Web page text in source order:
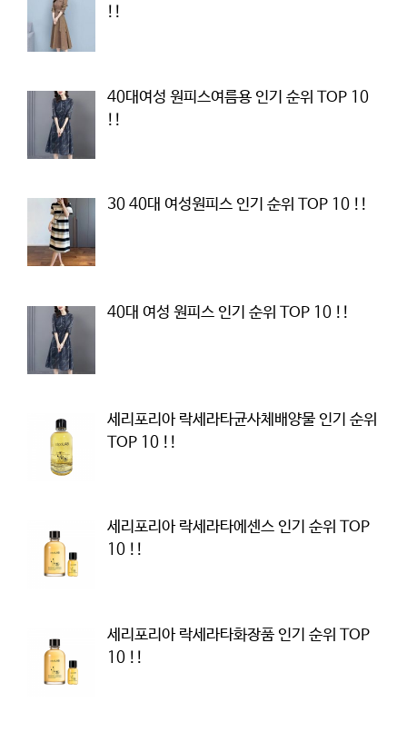
!!
40대여성 원피스여름용 인기 순위 TOP 10
!!
30 40대 여성원피스 인기 순위 TOP 10 !!
40대 여성 원피스 인기 순위 TOP 10 !!
세리포리아 락세라타균사체배양물 인기 순위
TOP 10 !!
세리포리아 락세라타에센스 인기 순위 TOP
10 !!
세리포리아 락세라타화장품 인기 순위 TOP
10 !!